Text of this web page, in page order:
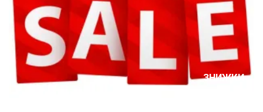
ЗНИЖКИ